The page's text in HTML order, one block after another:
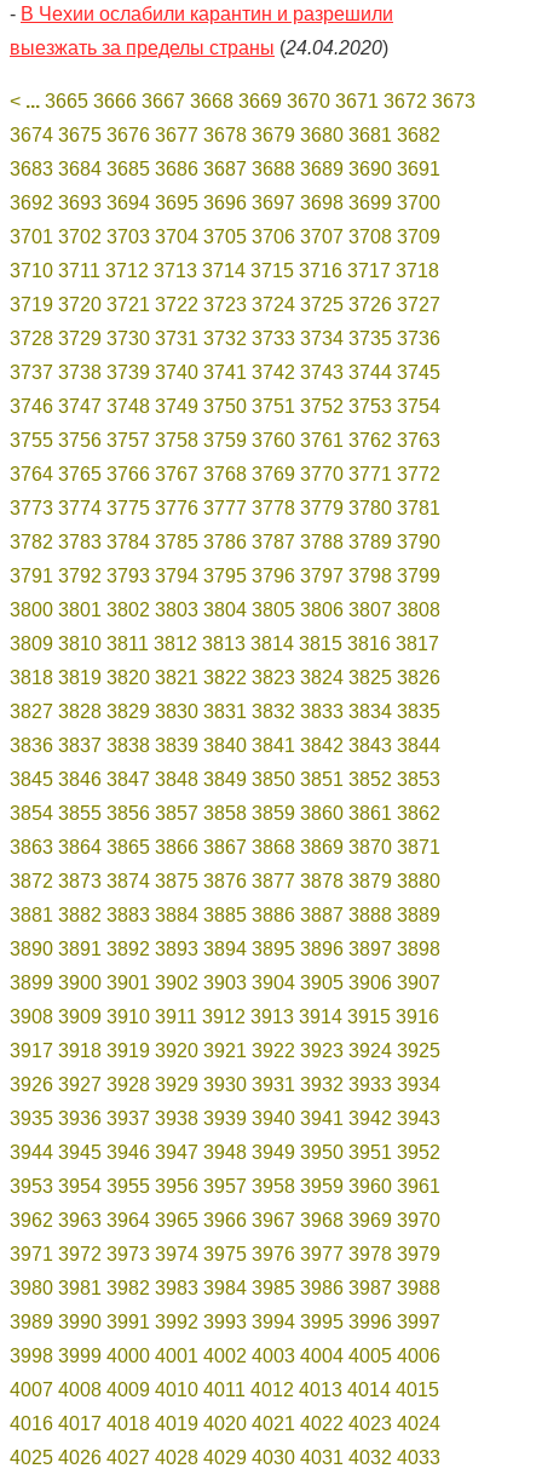
- В Чехии ослабили карантин и разрешили
выезжать за пределы страны (24.04.2020)
< ... 3665 3666 3667 3668 3669 3670 3671 3672 3673
3674 3675 3676 3677 3678 3679 3680 3681 3682
3683 3684 3685 3686 3687 3688 3689 3690 3691
3692 3693 3694 3695 3696 3697 3698 3699 3700
3701 3702 3703 3704 3705 3706 3707 3708 3709
3710 3711 3712 3713 3714 3715 3716 3717 3718
3719 3720 3721 3722 3723 3724 3725 3726 3727
3728 3729 3730 3731 3732 3733 3734 3735 3736
3737 3738 3739 3740 3741 3742 3743 3744 3745
3746 3747 3748 3749 3750 3751 3752 3753 3754
3755 3756 3757 3758 3759 3760 3761 3762 3763
3764 3765 3766 3767 3768 3769 3770 3771 3772
3773 3774 3775 3776 3777 3778 3779 3780 3781
3782 3783 3784 3785 3786 3787 3788 3789 3790
3791 3792 3793 3794 3795 3796 3797 3798 3799
3800 3801 3802 3803 3804 3805 3806 3807 3808
3809 3810 3811 3812 3813 3814 3815 3816 3817
3818 3819 3820 3821 3822 3823 3824 3825 3826
3827 3828 3829 3830 3831 3832 3833 3834 3835
3836 3837 3838 3839 3840 3841 3842 3843 3844
3845 3846 3847 3848 3849 3850 3851 3852 3853
3854 3855 3856 3857 3858 3859 3860 3861 3862
3863 3864 3865 3866 3867 3868 3869 3870 3871
3872 3873 3874 3875 3876 3877 3878 3879 3880
3881 3882 3883 3884 3885 3886 3887 3888 3889
3890 3891 3892 3893 3894 3895 3896 3897 3898
3899 3900 3901 3902 3903 3904 3905 3906 3907
3908 3909 3910 3911 3912 3913 3914 3915 3916
3917 3918 3919 3920 3921 3922 3923 3924 3925
3926 3927 3928 3929 3930 3931 3932 3933 3934
3935 3936 3937 3938 3939 3940 3941 3942 3943
3944 3945 3946 3947 3948 3949 3950 3951 3952
3953 3954 3955 3956 3957 3958 3959 3960 3961
3962 3963 3964 3965 3966 3967 3968 3969 3970
3971 3972 3973 3974 3975 3976 3977 3978 3979
3980 3981 3982 3983 3984 3985 3986 3987 3988
3989 3990 3991 3992 3993 3994 3995 3996 3997
3998 3999 4000 4001 4002 4003 4004 4005 4006
4007 4008 4009 4010 4011 4012 4013 4014 4015
4016 4017 4018 4019 4020 4021 4022 4023 4024
4025 4026 4027 4028 4029 4030 4031 4032 4033